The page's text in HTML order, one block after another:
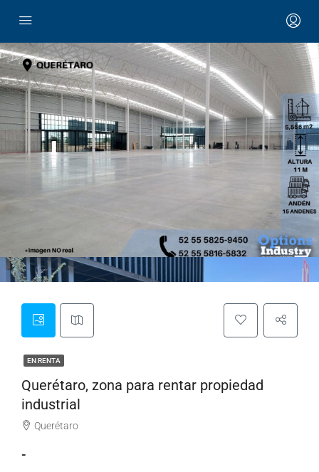
EN RENTA
Querétaro, zona para rentar propiedad
industrial
Querétaro
-